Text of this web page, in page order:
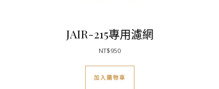
JAIR-215專用濾網
NT$950
加入購物車